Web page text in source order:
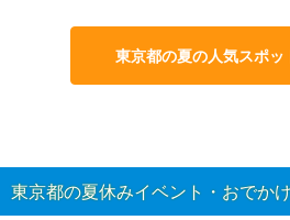
東京都の夏の人気スポッ
東京都の夏休みイベント・おでか